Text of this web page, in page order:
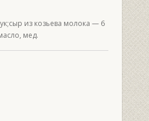
из козьева молока — 6
мед.